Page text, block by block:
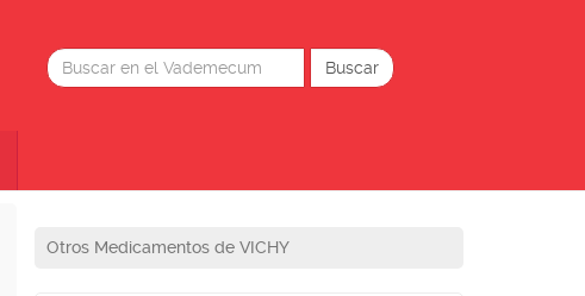
Otros Medicamentos de VICHY